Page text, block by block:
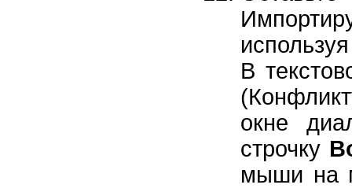
В
окне
строчку
мыши на